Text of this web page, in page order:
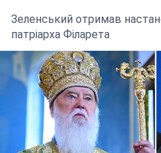
Зеленський отримав
патріарха Філарета